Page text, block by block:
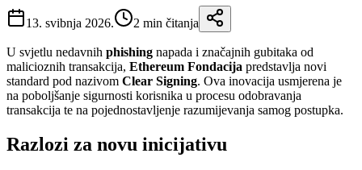
13. svibnja 2026. 2 min čitanja
U svjetlu nedavnih phishing napada i značajnih gubitaka od
malicioznih transakcija, Ethereum Fondacija predstavlja novi
standard pod nazivom Clear Signing. Ova inovacija usmjerena je
na poboljšanje sigurnosti korisnika u procesu odobravanja
transakcija te na pojednostavljenje razumijevanja samog postupka.
Razlozi za novu inicijativu